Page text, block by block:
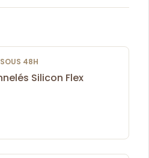
SOUS 48H
Silicon Flex